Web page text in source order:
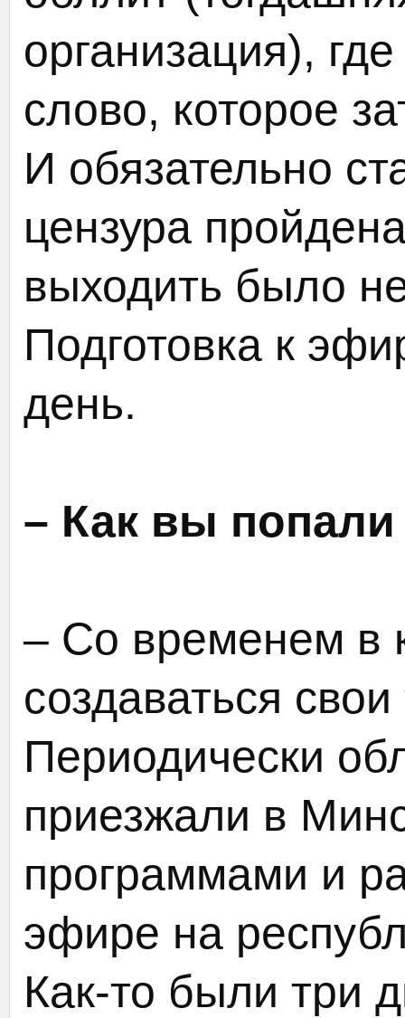
организация),
слово, которое
И обязательно
цензура
выходить было
Подготовка к
день.
– Как вы
– Со временем в
создаваться
Периодически
приезжали в
программами и
эфире на
Как-то были три